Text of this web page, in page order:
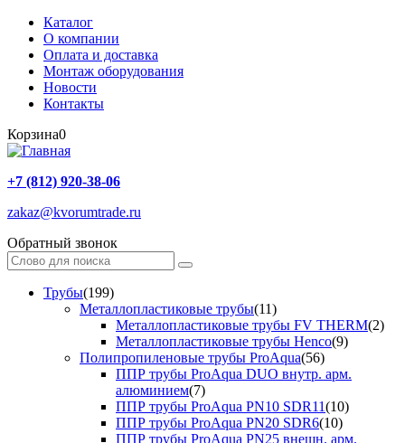
Каталог
О компании
Оплата и доставка
Монтаж оборудования
Новости
Контакты
Корзина0
+7 (812) 920-38-06
zakaz@kvorumtrade.ru
Обратный звонок
Трубы(199)
Металлопластиковые трубы(11)
Металлопластиковые трубы FV THERM(2)
Металлопластиковые трубы Henco(9)
Полипропиленовые трубы ProAqua(56)
ППР трубы ProAqua DUO внутр. арм.
алюминием(7)
ППР трубы ProAqua PN10 SDR11(10)
ППР трубы ProAqua PN20 SDR6(10)
ППР трубы ProAqua PN25 внешн. арм.